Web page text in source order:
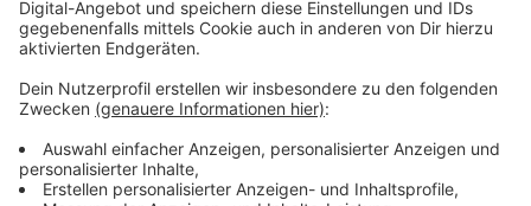
Altenheimen freuen. Insgesamt werden damit heute
1.800 Menschen geimpft. Viel mehr könne das
Die zusätzlichen Impfdosen haben heute auch zu
überfüllter Parkplatz geführt. Zwischenzeitlich gab es
dadurch auch Verkehrsbehinderungen in Eiserfeld.